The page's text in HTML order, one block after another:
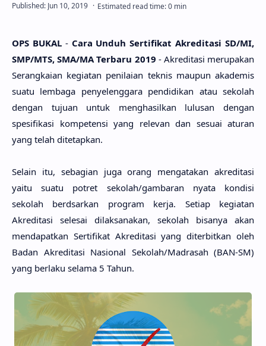
OPS BUKAL - Cara Unduh Sertifikat AkreditasiSD/MI,
SMP/MTS, SMA/MA Terbaru 2019 - Akreditasi merupakan
Serangkaian kegiatan penilaian teknis maupun akademis
suatu lembaga penyelenggara pendidikan atau sekolah
dengan tujuan untuk menghasilkan lulusan dengan
spesifikasi kompetensi yang relevan dan sesuai aturan
yang telah ditetapkan.
Selain itu, sebagian juga orang mengatakan akreditasi
yaitu suatu potret sekolah/gambaran nyata kondisi
sekolah berdsarkan program kerja. Setiap kegiatan
Akreditasi selesai dilaksanakan, sekolah bisanya akan
mendapatkan Sertifikat Akreditasi yang diterbitkan oleh
Badan Akreditasi Nasional Sekolah/Madrasah (BAN-SM)
yang berlaku selama 5 Tahun.